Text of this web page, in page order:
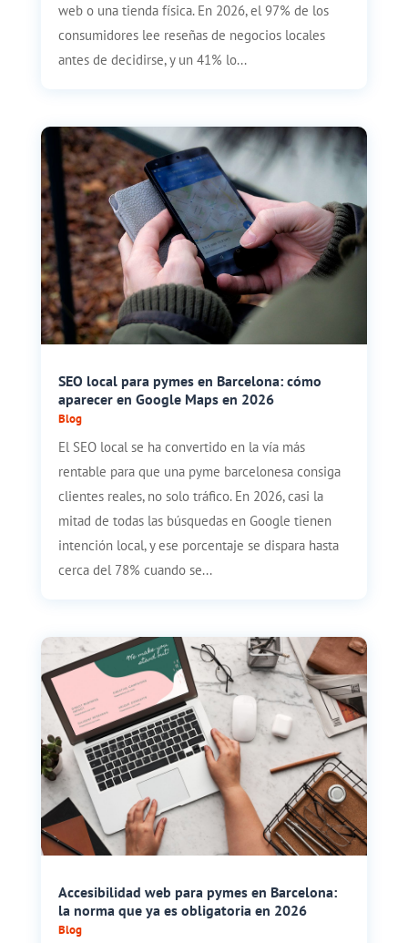
web o una tienda física. En 2026, el 97% de los
consumidores lee reseñas de negocios locales
antes de decidirse, y un 41% lo...
SEO local para pymes en Barcelona: cómo
aparecer en Google Maps en 2026
Blog
El SEO local se ha convertido en la vía más
rentable para que una pyme barcelonesa consiga
clientes reales, no solo tráfico. En 2026, casi la
mitad de todas las búsquedas en Google tienen
intención local, y ese porcentaje se dispara hasta
cerca del 78% cuando se...
Accesibilidad web para pymes en Barcelona:
la norma que ya es obligatoria en 2026
Blog